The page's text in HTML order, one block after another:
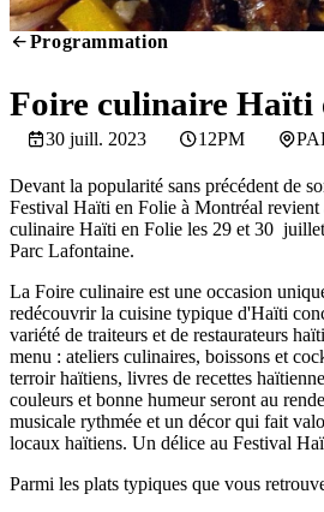
Programmation
Foire culinaire Haïti
30 juill. 2023 12PM
Devant la popularité sans précédent de
Festival Haïti en Folie à Montréal revient
culinaire Haïti en Folie les 29 et 30
Parc Lafontaine.
La Foire culinaire est une occasion
redécouvrir la cuisine typique d'Haïti
variété de traiteurs et de restaurateurs
menu : ateliers culinaires, boissons et
terroir haïtiens, livres de recettes
couleurs et bonne humeur seront au
musicale rythmée et un décor qui fait
locaux haïtiens. Un délice au Festival
Parmi les plats typiques que vous